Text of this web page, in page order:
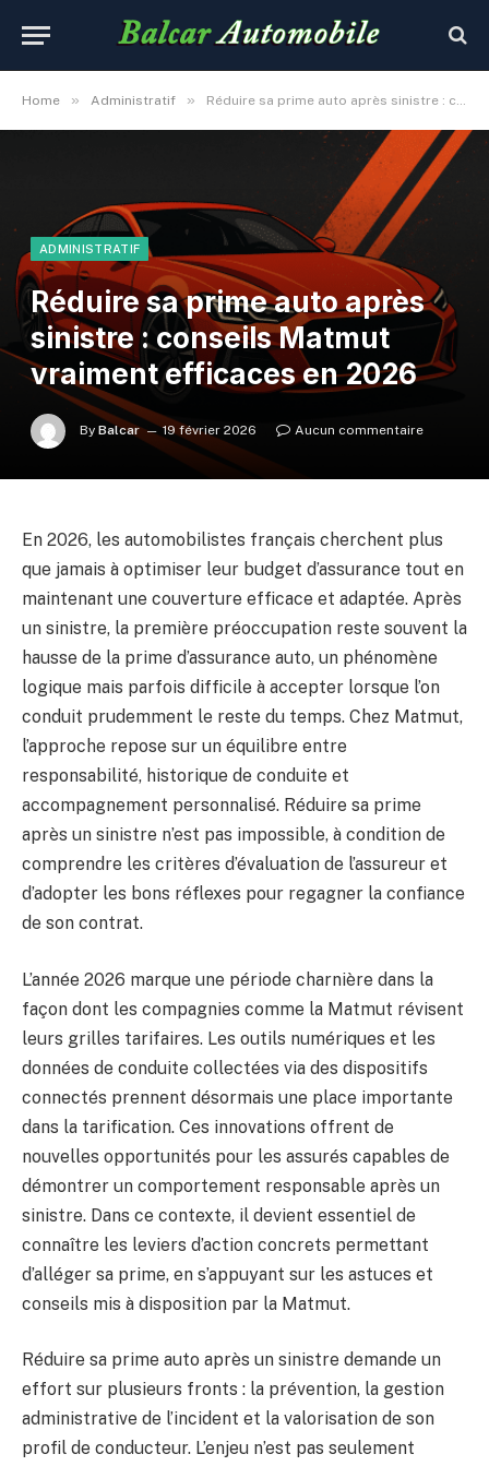
Home » Administratif » Réduire sa prime auto après sinistre : conseils Matmut vraiment efficaces en 2026
ADMINISTRATIF
Réduire sa prime auto après
sinistre : conseils Matmut
vraiment efficaces en 2026
By Balcar 19 février 2026 Aucun commentaire
En 2026, les automobilistes français cherchent plus
que jamais à optimiser leur budget d’assurance tout en
maintenant une couverture efficace et adaptée. Après
un sinistre, la première préoccupation reste souvent la
hausse de la prime d’assurance auto, un phénomène
logique mais parfois difficile à accepter lorsque l’on
conduit prudemment le reste du temps. Chez Matmut,
l’approche repose sur un équilibre entre
responsabilité, historique de conduite et
accompagnement personnalisé. Réduire sa prime
après un sinistre n’est pas impossible, à condition de
comprendre les critères d’évaluation de l’assureur et
d’adopter les bons réflexes pour regagner la confiance
de son contrat.
L’année 2026 marque une période charnière dans la
façon dont les compagnies comme la Matmut révisent
leurs grilles tarifaires. Les outils numériques et les
données de conduite collectées via des dispositifs
connectés prennent désormais une place importante
dans la tarification. Ces innovations offrent de
nouvelles opportunités pour les assurés capables de
démontrer un comportement responsable après un
sinistre. Dans ce contexte, il devient essentiel de
connaître les leviers d’action concrets permettant
d’alléger sa prime, en s’appuyant sur les astuces et
conseils mis à disposition par la Matmut.
Réduire sa prime auto après un sinistre demande un
effort sur plusieurs fronts : la prévention, la gestion
administrative de l’incident et la valorisation de son
profil de conducteur. L’enjeu n’est pas seulement